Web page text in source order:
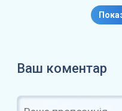
xStocks для
Ваш коментар